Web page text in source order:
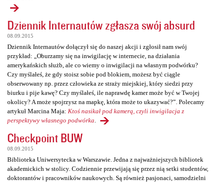
Dziennik Internautów zgłasza swój absurd
08.09.2015
Dziennik Internautów dołączył się do naszej akcji i zgłosił nam swój
przykład: „Oburzamy się na inwigilację w internecie, na działania
amerykańskich służb, ale co wiemy o inwigilacji na własnym podwórku?
Czy myślałeś, że gdy stoisz sobie pod blokiem, możesz być ciągle
obserwowany np. przez człowieka ze straży miejskiej, który siedzi przy
biurku i pije kawę? Czy myślałeś, ile naprawdę kamer może być w Twojej
okolicy? A może spojrzysz na mapkę, która może to ukazywać?”. Polecamy
artykuł Marcina Maja: Ktoś nasikał pod kamerą, czyli inwigilacja z
perspektywy własnego podwórka
Checkpoint BUW
08.09.2015
Biblioteka Uniwersytecka w Warszawie. Jedna z najważniejszych bibliotek
akademickich w stolicy. Codziennie przewijają się przez nią setki studentów,
doktorantów i pracowników naukowych. Są również pasjonaci, samodzielni